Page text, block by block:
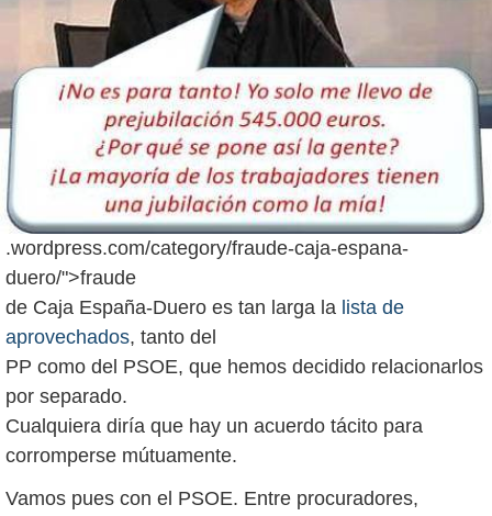
.wordpress.com/category/fraude-caja-espana-
duero/">fraude
de Caja España-Duero es tan larga la lista de
aprovechados, tanto del
PP como del PSOE, que hemos decidido relacionarlos
por separado.
Cualquiera diría que hay un acuerdo tácito para
corromperse mútuamente.
Vamos pues con el PSOE. Entre procuradores,